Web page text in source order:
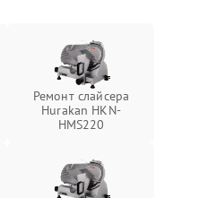
Ремонт слайсера
Hurakan HKN-
HMS220